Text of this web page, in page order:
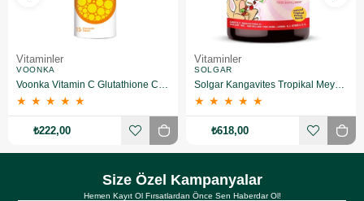
Vitaminler
VOONKA
Voonka Vitamin C Glutathione Complex Efervesan 15 Tablet
★ ★ ★ ★ ★
₺222,00
Vitaminler
SOLGAR
Solgar Kangavites Tropikal Meyve Aromalı 60 Tablet
★ ★ ★ ★ ★
₺618,00
Size Özel Kampanyalar
Hemen Kayıt Ol Fırsatlardan Önce Sen Haberdar Ol!